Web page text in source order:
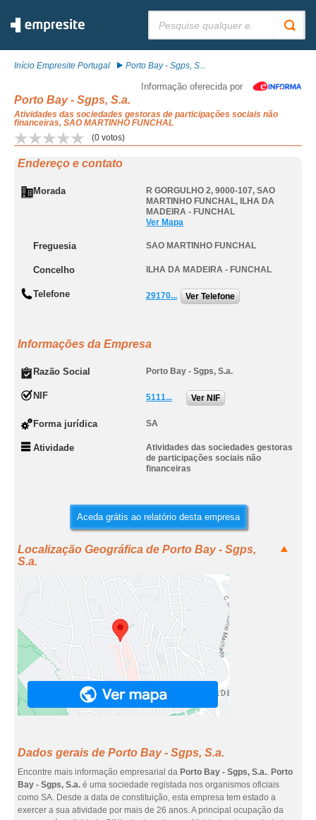
Início Empresite Portugal Porto Bay - Sgps, S...
Informação oferecida por
Porto Bay - Sgps, S.a.
Atividades das sociedades gestoras de participações sociais não
financeiras, SAO MARTINHO FUNCHAL
(0 votos)
Endereço e contato
Morada R GORGULHO 2, 9000-107, SAO
MARTINHO FUNCHAL, ILHA DA
MADEIRA - FUNCHAL
Ver Mapa
Freguesia SAO MARTINHO FUNCHAL
Concelho ILHA DA MADEIRA - FUNCHAL
Telefone 29170... Ver Telefone
Informações da Empresa
Razão Social Porto Bay - Sgps, S.a.
NIF 5111... Ver NIF
Forma jurídica SA
Atividade
Atividades das sociedades gestoras
de participações sociais não
financeiras
Aceda grátis ao relatório desta empresa
Localização Geográfica de Porto Bay - Sgps,
S.a.
Dados gerais de Porto Bay - Sgps, S.a.
Encontre mais informação empresarial da Porto Bay - Sgps, S.a.. Porto
Bay - Sgps, S.a. é uma sociedade registada nos organismos oficiais
como SA. Desde a data de constituição, esta empresa tem estado a
exercer a sua atividade por mais de 26 anos. A principal ocupação da